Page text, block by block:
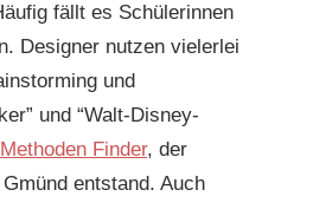
fällt es Schülerinnen
Designer nutzen vielerlei
und
und “Walt-Disney-
Finder, der
entstand. Auch